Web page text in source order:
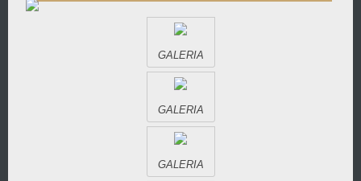
GALERIA
GALERIA
GALERIA